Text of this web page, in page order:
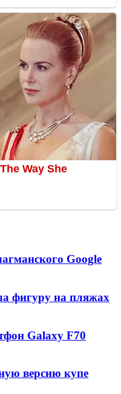
Google
фигуру на пляжах
Galaxy F70
версию купе